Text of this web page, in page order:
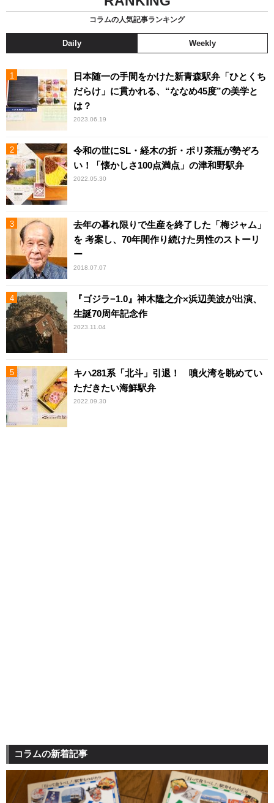
コラムの人気記事ランキング
Daily Weekly
日本随一の手間をかけた新青森駅弁「ひとくち
だらけ」に貫かれる、“ななめ45度”の美学と
は？
2023.06.19
令和の世にSL・経木の折・ポリ茶瓶が勢ぞろ
い！「懐かしさ100点満点」の津和野駅弁
2022.05.30
去年の暮れ限りで生産を終了した「梅ジャム」
を 考案し、70年間作り続けた男性のストーリ
ー
2018.07.07
『ゴジラ−1.0』神木隆之介×浜辺美波が出演、
生誕70周年記念作
2023.11.04
キハ281系「北斗」引退！ 噴火湾を眺めてい
ただきたい海鮮駅弁
2022.09.30
コラムの新着記事